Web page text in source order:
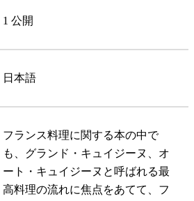
1 公開
日本語
フランス料理に関する本の中で
も、グランド・キュイジーヌ、オ
ート・キュイジーヌと呼ばれる最
高料理の流れに焦点をあてて、フ